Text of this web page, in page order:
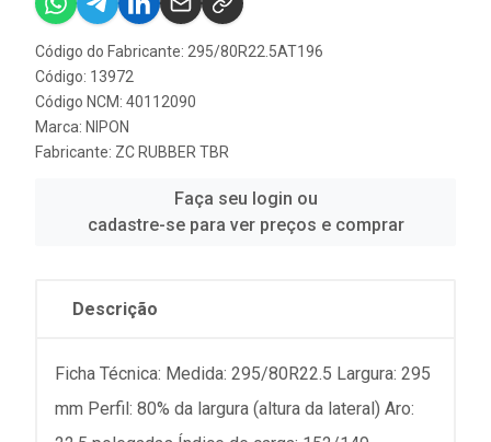
Código do Fabricante: 295/80R22.5AT196
Código: 13972
Código NCM: 40112090
Marca: NIPON
Fabricante: ZC RUBBER TBR
Faça seu login ou
cadastre-se para ver preços e comprar
Descrição
Ficha Técnica: Medida: 295/80R22.5 Largura: 295
mm Perfil: 80% da largura (altura da lateral) Aro: